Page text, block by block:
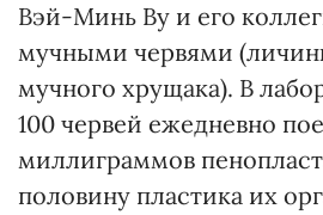
Вэй-Минь Ву и его
мучными червями
мучного хрущака). В
100 червей ежедневно
миллиграммов
половину пластика их